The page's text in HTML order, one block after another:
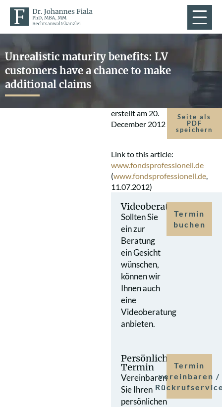
Unrealistic maturity benefits: LV
customers have a chance to make
additional claims
erstellt am 20.
December 2012
Seite als
PDF
speichern
Link to this article:
www.fondsprofessionell.de
(www.fondsprofessionell.de,
11.07.2012)
Videoberatung
Sollten Sie
ein zur
Beratung
ein Gesicht
wünschen,
können wir
Ihnen auch
eine
Videoberatung
anbieten.
Termin
buchen
Persönlicher
Termin
Vereinbaren
Sie Ihren
persönlichen
Termin
vereinbaren /